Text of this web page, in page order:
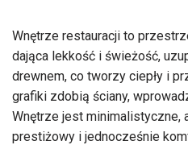
Wnętrze restauracji to
dająca lekkość i świeżość,
drewnem, co tworzy ciepły i
grafiki zdobią ściany,
Wnętrze jest minimalistyczne,
prestiżowy i jednocześnie